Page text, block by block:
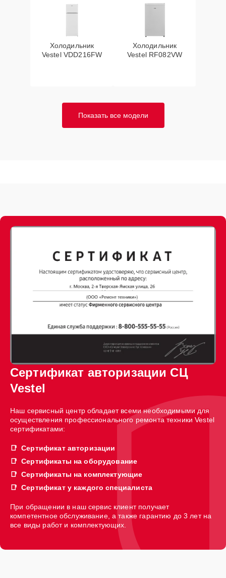
Холодильник
Vestel VDD216FW
Холодильник
Vestel RF082VW
Показать все модели
Сертификат авторизации СЦ
Vestel
Наш сервисный центр обладает всеми необходимыми для
осуществления профессионального ремонта техники Vestel
сертификатами:
Сертификат авторизации
Сертификаты на оборудование
Сертификаты на комплектующие
Сертификат у каждого специалиста
При обращении в наш сервис клиент получает
компетентное обслуживание, а также гарантию до 3 лет на
все виды работ и комплектующих.